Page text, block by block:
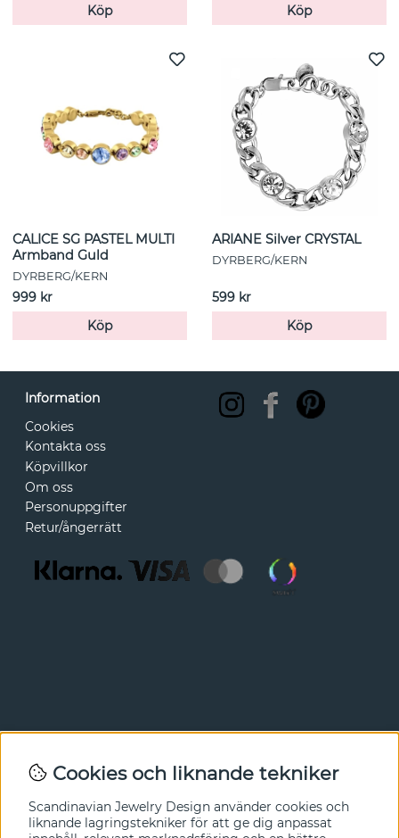
Köp
Köp
CALICE SG PASTEL MULTI
Armband Guld
DYRBERG/KERN
999 kr
Köp
ARIANE Silver CRYSTAL
DYRBERG/KERN
599 kr
Köp
Information
Cookies
Kontakta oss
Köpvillkor
Om oss
Personuppgifter
Retur/ångerrätt
Nyhetsbrev
erbjudanden före alla andra. Registrera dig här nedan.
Cookies och liknande tekniker
Scandinavian Jewelry Design använder cookies och
liknande lagringstekniker för att ge dig anpassat